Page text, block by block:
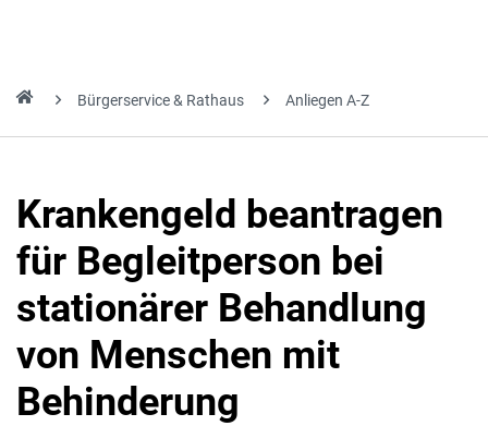
Bürgerservice & Rathaus Anliegen A-Z
Krankengeld beantragen
für Begleitperson bei
stationärer Behandlung
von Menschen mit
Behinderung